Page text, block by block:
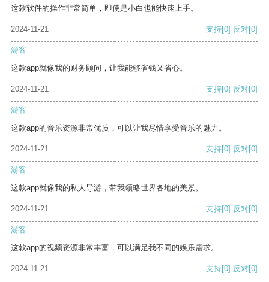
这款软件的操作非常简单，即使是小白也能快速上手。
2024-11-21 支持[0] 反对[0]
游客
这款app就像我的财务顾问，让我能够省钱又省心。
2024-11-21 支持[0] 反对[0]
游客
这款app的音乐资源非常优质，可以让我尽情享受音乐的魅力。
2024-11-21 支持[0] 反对[0]
游客
这款app就像我的私人导游，带我领略世界各地的美景。
2024-11-21 支持[0] 反对[0]
游客
这款app的视频资源非常丰富，可以满足我不同的娱乐需求。
2024-11-21 支持[0] 反对[0]